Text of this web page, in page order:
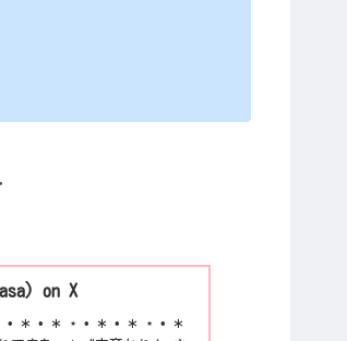
on X
⋆︎ • ∗ • ∗ ⋆︎ • ∗ • ∗ ⋆︎ • ∗